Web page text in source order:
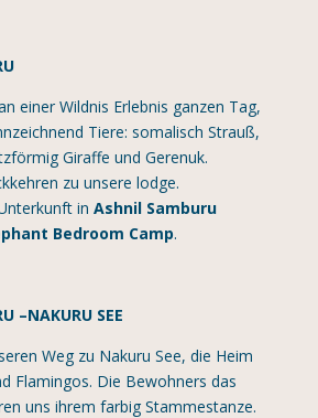
einer Wildnis Erlebnis ganzen Tag,
Tiere: somalisch Strauß,
Giraffe und Gerenuk.
zu unsere lodge.
in Ashnil Samburu
Bedroom Camp.
–NAKURU SEE
Weg zu Nakuru See, die Heim
Flamingos. Die Bewohners das
uns ihrem farbig Stammestanze.